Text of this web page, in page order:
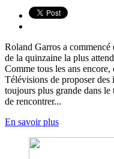
Roland Garros a commencé
de la quinzaine la plus
Comme tous les ans encore,
Télévisions de proposer
toujours plus grande dans
de rencontrer...
En savoir plus